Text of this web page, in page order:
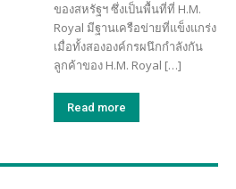
ของสหรัฐฯ ซึ่งเป็นพื้นที่ที่ H.M.
Royal มีฐานเครือข่ายที่แข็งแกร่ง
เมื่อทั้งสององค์กรผนึกกำลังกัน
ลูกค้าของ H.M. Royal […]
Read more